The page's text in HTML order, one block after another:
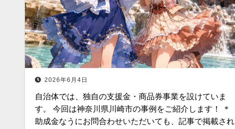
2026年6月4日
自治体では、独自の支援金・商品券事業を設けていま
す。 今回は神奈川県川崎市の事例をご紹介します！ ＊
助成金なうにお問合わせいただいても、記事で掲載され